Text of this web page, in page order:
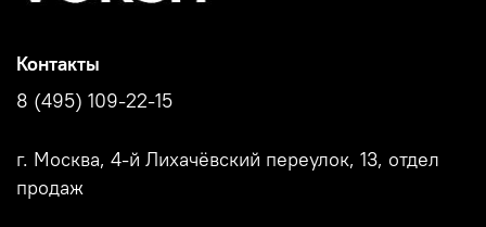
Контакты
8 (495) 109-22-15
г. Москва, 4-й Лихачёвский переулок, 13, отдел
продаж